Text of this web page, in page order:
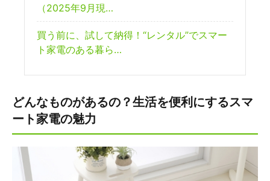
（2025年9月現…
買う前に、試して納得！“レンタル”でスマー
ト家電のある暮ら…
どんなものがあるの？生活を便利にするスマ
ート家電の魅力